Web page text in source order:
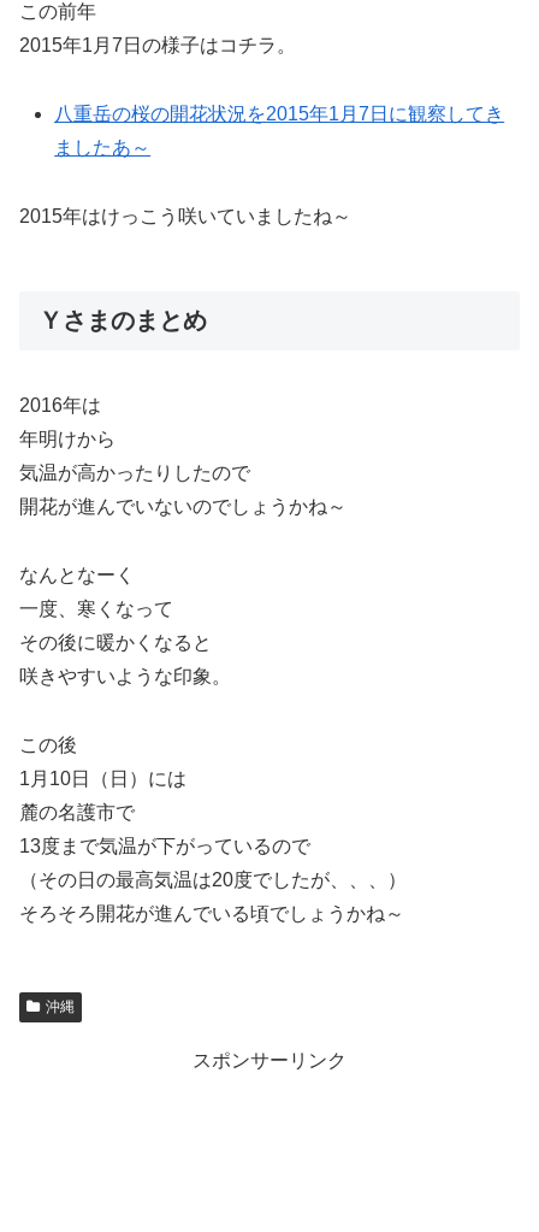
この前年
2015年1月7日の様子はコチラ。
八重岳の桜の開花状況を2015年1月7日に観察してき
ましたあ～
2015年はけっこう咲いていましたね～
Ｙさまのまとめ
2016年は
年明けから
気温が高かったりしたので
開花が進んでいないのでしょうかね～
なんとなーく
一度、寒くなって
その後に暖かくなると
咲きやすいような印象。
この後
1月10日（日）には
麓の名護市で
13度まで気温が下がっているので
（その日の最高気温は20度でしたが、、、）
そろそろ開花が進んでいる頃でしょうかね～
沖縄
スポンサーリンク